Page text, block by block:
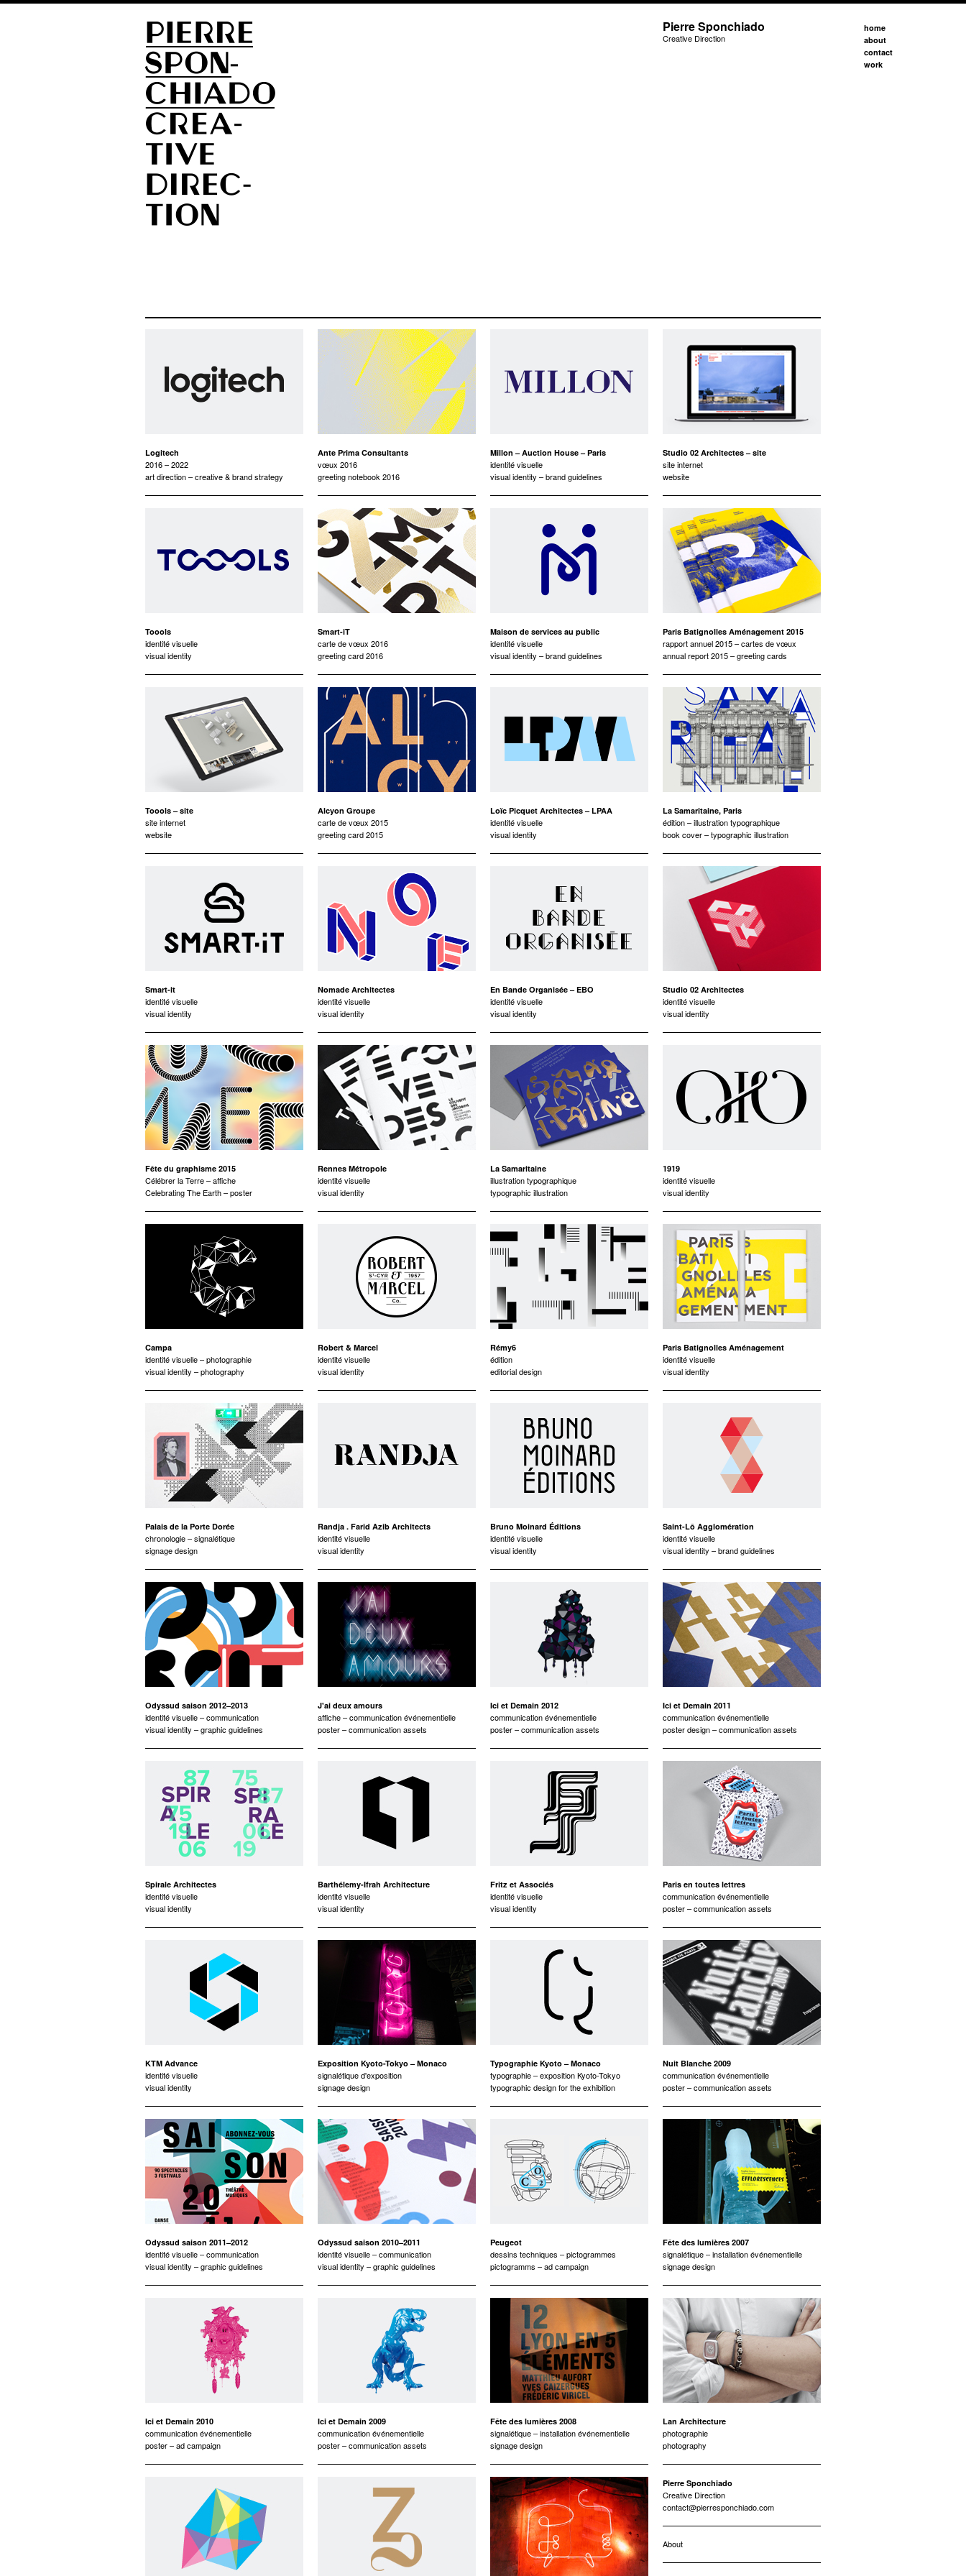
Pierre Sponchiado
Creative Direction
home
about
contact
work
Logitech
2016 – 2022
art direction – creative & brand strategy
Toools
identité visuelle
visual identity
Toools – site
site internet
website
Smart-it
identité visuelle
visual identity
Fête du graphisme 2015
Célébrer la Terre – affiche
Celebrating The Earth – poster
Campa
identité visuelle – photographie
visual identity – photography
Palais de la Porte Dorée
chronologie – signalétique
signage design
Odyssud saison 2012–2013
identité visuelle – communication
visual identity – graphic guidelines
Spirale Architectes
identité visuelle
visual identity
KTM Advance
identité visuelle
visual identity
Odyssud saison 2011–2012
identité visuelle – communication
visual identity – graphic guidelines
Ici et Demain 2010
communication événementielle
poster – ad campaign
Ante Prima Consultants
vœux 2016
greeting notebook 2016
Smart-iT
carte de vœux 2016
greeting card 2016
Alcyon Groupe
carte de vœux 2015
greeting card 2015
Nomade Architectes
identité visuelle
visual identity
Rennes Métropole
identité visuelle
visual identity
Robert & Marcel
identité visuelle
visual identity
Randja . Farid Azib Architects
identité visuelle
visual identity
J'ai deux amours
affiche – communication événementielle
poster – communication assets
Barthélemy-Ifrah Architecture
identité visuelle
visual identity
Exposition Kyoto-Tokyo – Monaco
signalétique d'exposition
signage design
Odyssud saison 2010–2011
identité visuelle – communication
visual identity – graphic guidelines
Ici et Demain 2009
communication événementielle
poster – communication assets
Millon – Auction House – Paris
identité visuelle
visual identity – brand guidelines
Maison de services au public
identité visuelle
visual identity – brand guidelines
Loïc Picquet Architectes – LPAA
identité visuelle
visual identity
En Bande Organisée – EBO
identité visuelle
visual identity
La Samaritaine
illustration typographique
typographic illustration
Rémy6
édition
editorial design
Bruno Moinard Éditions
identité visuelle
visual identity
Ici et Demain 2012
communication événementielle
poster – communication assets
Fritz et Associés
identité visuelle
visual identity
Typographie Kyoto – Monaco
typographie – exposition Kyoto-Tokyo
typographic design for the exhibition
Peugeot
dessins techniques – pictogrammes
pictogramms – ad campaign
Fête des lumières 2008
signalétique – installation événementielle
signage design
Studio 02 Architectes – site
site internet
website
Paris Batignolles Aménagement 2015
rapport annuel 2015 – cartes de vœux
annual report 2015 – greeting cards
La Samaritaine, Paris
édition – illustration typographique
book cover – typographic illustration
Studio 02 Architectes
identité visuelle
visual identity
1919
identité visuelle
visual identity
Paris Batignolles Aménagement
identité visuelle
visual identity
Saint-Lô Agglomération
identité visuelle
visual identity – brand guidelines
Ici et Demain 2011
communication événementielle
poster design – communication assets
Paris en toutes lettres
communication événementielle
poster – communication assets
Nuit Blanche 2009
communication événementielle
poster – communication assets
Fête des lumières 2007
signalétique – installation événementielle
signage design
Lan Architecture
photographie
photography
Pierre Sponchiado
Creative Direction
contact@pierresponchiado.com
About